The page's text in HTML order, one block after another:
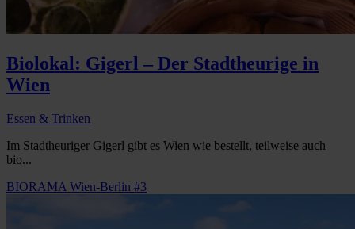
Biolokal: Gigerl – Der Stadtheurige in
Wien
Essen & Trinken
Im Stadtheuriger Gigerl gibt es Wien wie bestellt, teilweise auch
bio...
BIORAMA Wien-Berlin #3